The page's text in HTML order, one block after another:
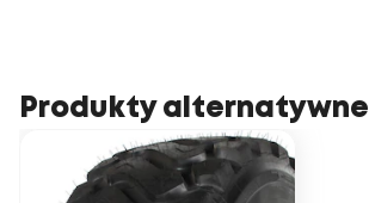
Produkty alternatywne